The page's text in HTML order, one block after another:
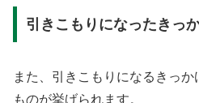
引きこもりになったきっ
また、引きこもりになるきっ
ものが挙げられます。